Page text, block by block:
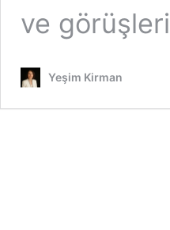
ve
Yeşim Kirman